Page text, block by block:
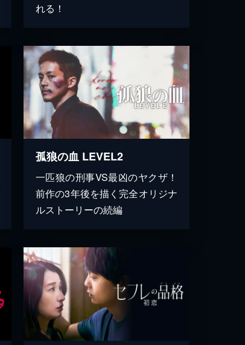
れる！
孤狼の血 LEVEL2
一匹狼の刑事VS最凶のヤクザ！
前作の3年後を描く完全オリジナ
ルストーリーの続編